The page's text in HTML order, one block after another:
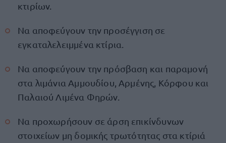
κτιρίων.
Να αποφεύγουν την προσέγγιση σε
εγκαταλελειμμένα κτίρια.
Να αποφεύγουν την πρόσβαση και παραμονή
στα λιμάνια Αμμουδίου, Αρμένης, Κόρφου και
Παλαιού Λιμένα Φηρών.
Να προχωρήσουν σε άρση επικίνδυνων
στοιχείων μη δομικής τρωτότητας στα κτίριά